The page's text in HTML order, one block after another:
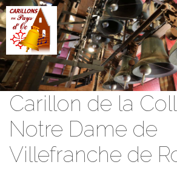
Aller au contenu principal
Carillon de la
Notre Dame de
Villefranche de